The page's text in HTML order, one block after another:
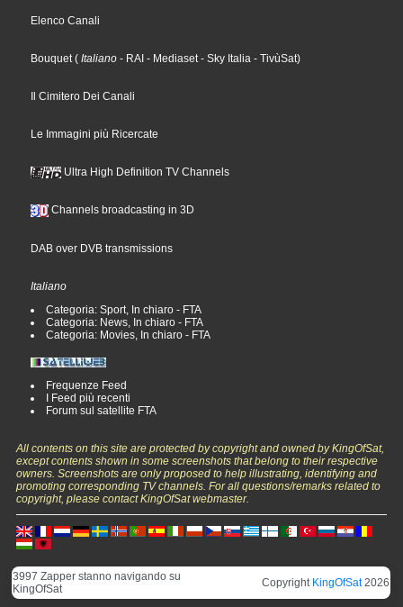
Elenco Canali
Bouquet ( Italiano - RAI - Mediaset - Sky Italia - TivùSat)
Il Cimitero Dei Canali
Le Immagini più Ricercate
Ultra High Definition TV Channels
Channels broadcasting in 3D
DAB over DVB transmissions
Italiano
Categoria: Sport, In chiaro - FTA
Categoria: News, In chiaro - FTA
Categoria: Movies, In chiaro - FTA
Frequenze Feed
I Feed più recenti
Forum sul satellite FTA
All contents on this site are protected by copyright and owned by KingOfSat,
except contents shown in some screenshots that belong to their respective
owners. Screenshots are only proposed to help illustrating, identifying and
promoting corresponding TV channels. For all questions/remarks related to
copyright, please contact KingOfSat webmaster.
3997 Zapper stanno navigando su
KingOfSat
Copyright KingOfSat2026